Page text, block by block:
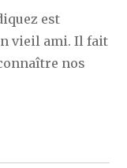
est
vieil ami. Il fait
nos